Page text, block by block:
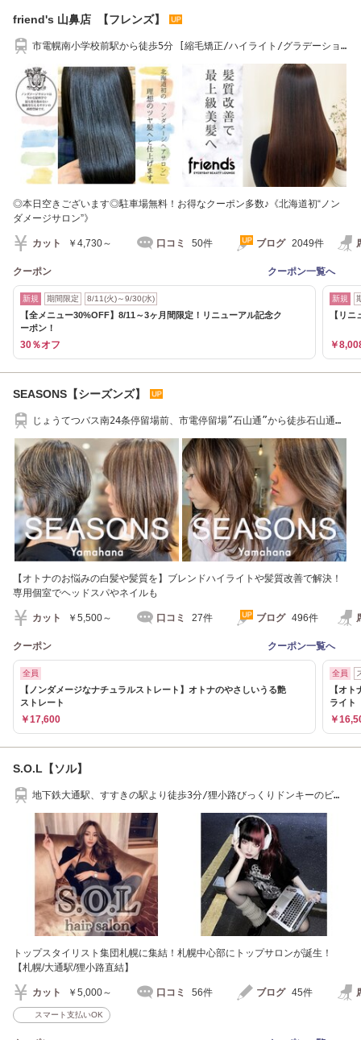
friend's 山鼻店 【フレンズ】
市電幌南小学校前駅から徒歩5分 [縮毛矯正/ハイライト/グラデーショ
◎本日空きございます◎駐車場無料！お得なクーポン多数♪《北海道初“ノン
ダメージサロン”》
カット ￥4,730～ 口コミ 50件 ブログ 2049件
クーポン クーポン一覧へ
新規 期間限定 8/11(火)～9/30(水)
【全メニュー30%OFF】8/11～3ヶ月間限定！リニューアル記念ク
ーポン！
30％オフ
新規
【リ
￥
SEASONS【シーズンズ】
じょうてつバス南24条停留場前、市電停留場”石山通”から徒歩石山通沿
【オトナのお悩みの白髪や髪質を】ブレンドハイライトや髪質改善で解決！
専用個室でヘッドスパやネイルも
カット ￥5,500～ 口コミ 27件 ブログ 496件
クーポン クーポン一覧へ
全員
【ノンダメージなナチュラルストレート】オトナのやさしいうる艶
ストレート
￥17,600
全員
【オ
ライ
￥
S.O.L【ソル】
地下鉄大通駅、すすきの駅より徒歩3分/狸小路びっくりドンキーのビル
トップスタイリスト集団札幌に集結！札幌中心部にトップサロンが誕生！
【札幌/大通駅/狸小路直結】
カット ￥5,000～ 口コミ 56件 ブログ 45件
スマート支払いOK